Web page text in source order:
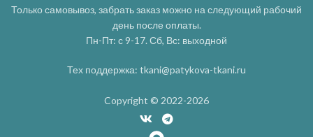
Только самовывоз, забрать заказ можно на следующий рабочий
день после оплаты.
Пн-Пт: с 9-17. Сб, Вс: выходной
Тех поддержка: tkani@patykova-tkani.ru
Copyright © 2022-2026